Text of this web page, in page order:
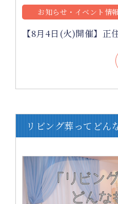
お知らせ・イベント情報
【8月4日(火)開催】
リビング葬ってどん